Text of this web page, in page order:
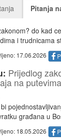
Pitanja
do kad
i trudnicama
17.06.2026
Prijedlog
na
građana u
18.05.2026